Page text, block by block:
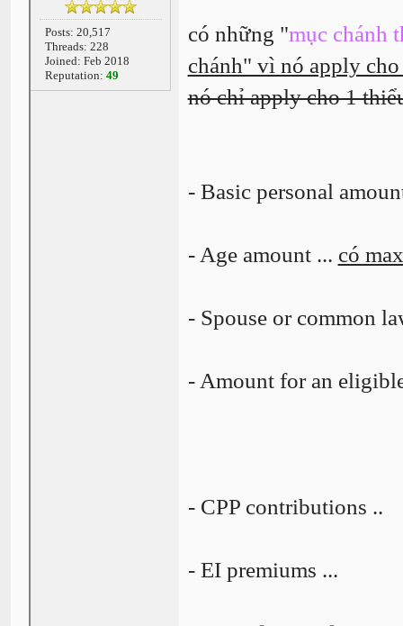
Posts: 20,517
Threads: 228
Joined: Feb 2018
Reputation: 49
có những "mục chánh
chánh" vì nó apply
nó chỉ apply cho 1
- Basic personal
- Age amount ... có
- Spouse or common
- Amount for an
- CPP contributions ..
- EI premiums ...